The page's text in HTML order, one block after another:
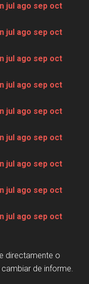
jul ago sep oct
jul ago sep oct
jul ago sep oct
jul ago sep oct
jul ago sep oct
jul ago sep oct
jul ago sep oct
jul ago sep oct
jul ago sep oct
directamente o
de informe.